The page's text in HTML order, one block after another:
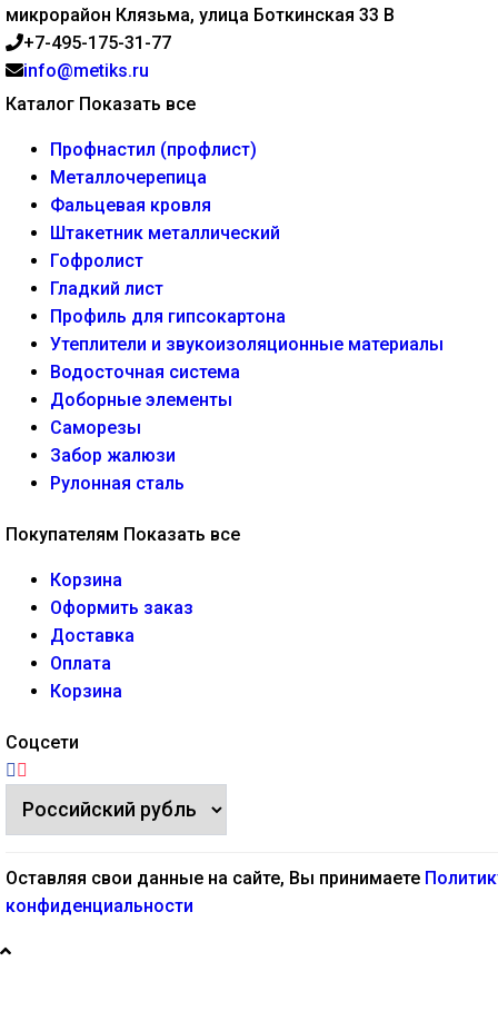
микрорайон Клязьма, улица Боткинская 33 В
+7-495-175-31-77
info@metiks.ru
Каталог Показать все
Профнастил (профлист)
Металлочерепица
Фальцевая кровля
Штакетник металлический
Гофролист
Гладкий лист
Профиль для гипсокартона
Утеплители и звукоизоляционные материалы
Водосточная система
Доборные элементы
Саморезы
Забор жалюзи
Рулонная сталь
Покупателям Показать все
Корзина
Оформить заказ
Доставка
Оплата
Корзина
Соцсети
Оставляя свои данные на сайте, Вы принимаете
конфиденциальности